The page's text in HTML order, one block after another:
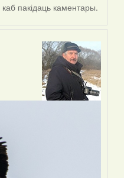
каб пакідаць каментары.